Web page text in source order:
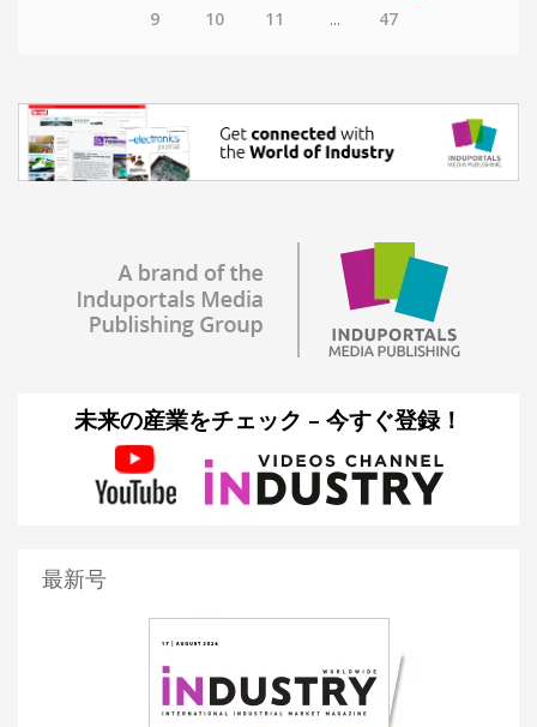
9 10 11 ... 47
未来の産業をチェック – 今すぐ登録！
最新号